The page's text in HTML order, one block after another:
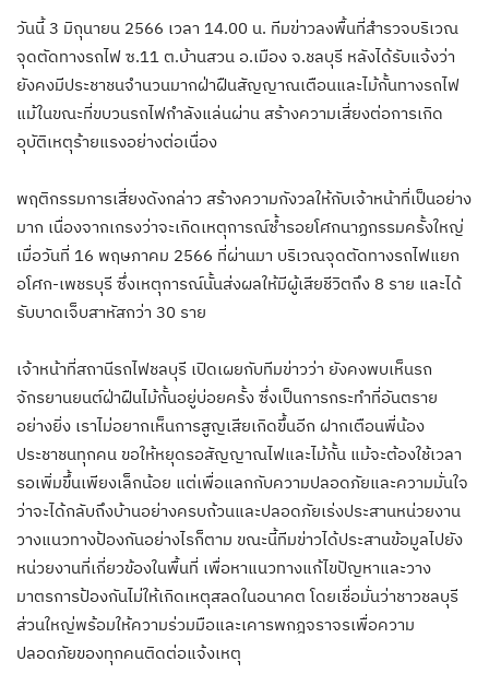
​วันนี้ 3 มิถุนายน 2566 เวลา 14.00 น. ทีมข่าวลงพื้นที่สำรวจบริเวณ
จุดตัดทางรถไฟ ซ.11 ต.บ้านสวน อ.เมือง จ.ชลบุรี หลังได้รับแจ้งว่า
ยังคงมีประชาชนจำนวนมากฝ่าฝืนสัญญาณเตือนและไม้กั้นทางรถไฟ
แม้ในขณะที่ขบวนรถไฟกำลังแล่นผ่าน สร้างความเสี่ยงต่อการเกิด
อุบัติเหตุร้ายแรงอย่างต่อเนื่อง ​
พฤติกรรมการเสี่ยงดังกล่าว สร้างความกังวลให้กับเจ้าหน้าที่เป็นอย่าง
มาก เนื่องจากเกรงว่าจะเกิดเหตุการณ์ซ้ำรอยโศกนาฏกรรมครั้งใหญ่
เมื่อวันที่ 16 พฤษภาคม 2566 ที่ผ่านมา บริเวณจุดตัดทางรถไฟแยก
อโศก-เพชรบุรี ซึ่งเหตุการณ์นั้นส่งผลให้มีผู้เสียชีวิตถึง 8 ราย และได้
รับบาดเจ็บสาหัสกว่า 30 ราย​
เจ้าหน้าที่สถานีรถไฟชลบุรี เปิดเผยกับทีมข่าวว่า ยังคงพบเห็นรถ
จักรยานยนต์ฝ่าฝืนไม้กั้นอยู่บ่อยครั้ง ซึ่งเป็นการกระทำที่อันตราย
อย่างยิ่ง เราไม่อยากเห็นการสูญเสียเกิดขึ้นอีก ฝากเตือนพี่น้อง
ประชาชนทุกคน ขอให้หยุดรอสัญญาณไฟและไม้กั้น แม้จะต้องใช้เวลา
รอเพิ่มขึ้นเพียงเล็กน้อย แต่เพื่อแลกกับความปลอดภัยและความมั่นใจ
ว่าจะได้กลับถึงบ้านอย่างครบถ้วนและปลอดภัย​เร่งประสานหน่วยงาน
วางแนวทางป้องกันอย่างไรก็ตาม ​ขณะนี้ทีมข่าวได้ประสานข้อมูลไปยัง
หน่วยงานที่เกี่ยวข้องในพื้นที่ เพื่อหาแนวทางแก้ไขปัญหาและวาง
มาตรการป้องกันไม่ให้เกิดเหตุสลดในอนาคต โดยเชื่อมั่นว่าชาวชลบุรี
ส่วนใหญ่พร้อมให้ความร่วมมือและเคารพกฎจราจรเพื่อความ
ปลอดภัยของทุกคน​ติดต่อแจ้งเหตุ